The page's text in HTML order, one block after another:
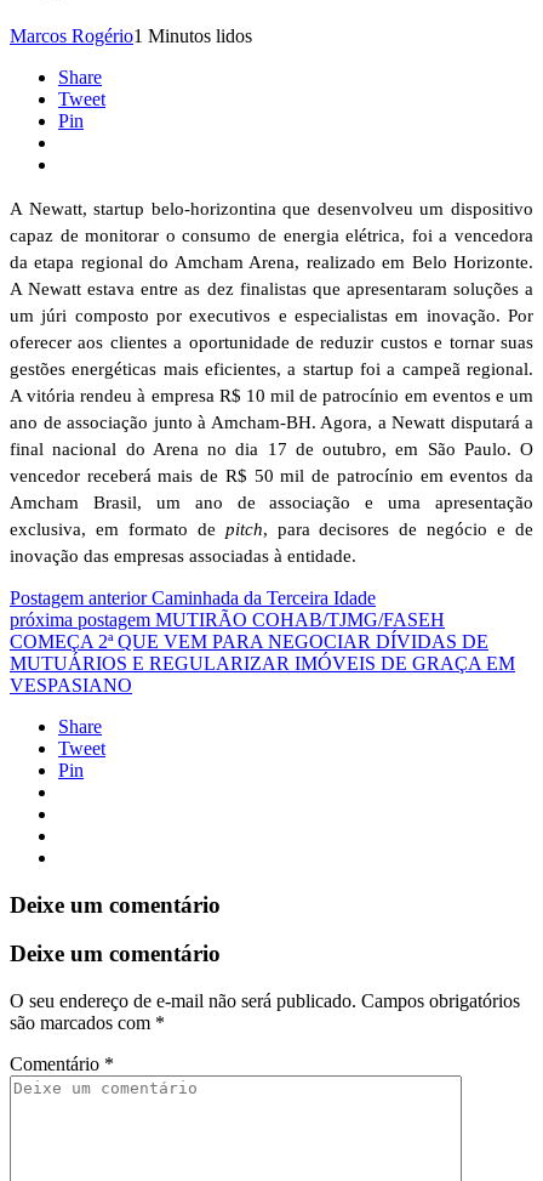
Marcos Rogério1 Minutos lidos
Share
Tweet
Pin
A Newatt, startup belo-horizontina que desenvolveu um dispositivo
capaz de monitorar o consumo de energia elétrica, foi a vencedora
da etapa regional do Amcham Arena, realizado em Belo Horizonte.
A Newatt estava entre as dez finalistas que apresentaram soluções a
um júri composto por executivos e especialistas em inovação. Por
oferecer aos clientes a oportunidade de reduzir custos e tornar suas
gestões energéticas mais eficientes, a startup foi a campeã regional.
A vitória rendeu à empresa R$ 10 mil de patrocínio em eventos e um
ano de associação junto à Amcham-BH. Agora, a Newatt disputará a
final nacional do Arena no dia 17 de outubro, em São Paulo. O
vencedor receberá mais de R$ 50 mil de patrocínio em eventos da
Amcham Brasil, um ano de associação e uma apresentação
exclusiva, em formato de pitch, para decisores de negócio e de
inovação das empresas associadas à entidade.
Postagem anterior Caminhada da Terceira Idade
próxima postagem MUTIRÃO COHAB/TJMG/FASEH
COMEÇA 2ª QUE VEM PARA NEGOCIAR DÍVIDAS DE
MUTUÁRIOS E REGULARIZAR IMÓVEIS DE GRAÇA EM
VESPASIANO
Share
Tweet
Pin
Deixe um comentário
Deixe um comentário
O seu endereço de e-mail não será publicado. Campos obrigatórios
são marcados com *
Comentário *